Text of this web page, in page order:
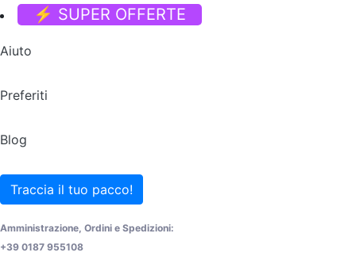
⚡ SUPER OFFERTE
Aiuto
Preferiti
Blog
Traccia il tuo pacco!
Amministrazione, Ordini e Spedizioni:
+39 0187 955108